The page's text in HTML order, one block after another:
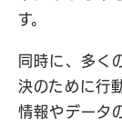
す。
同時に、多く
決のために行
情報やデータ